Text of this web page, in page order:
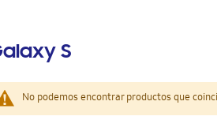
S
No podemos encontrar productos que